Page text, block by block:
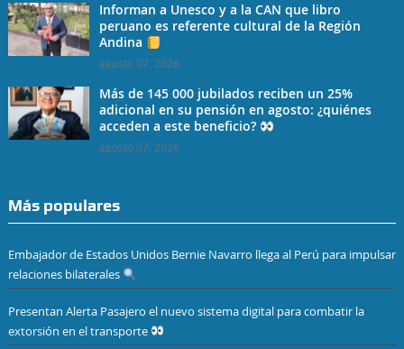
Informan a Unesco y a la CAN que libro
peruano es referente cultural de la Región
Andina
agosto 07, 2026
Más de 145 000 jubilados reciben un 25%
adicional en su pensión en agosto: ¿quiénes
acceden a este beneficio?
agosto 07, 2026
Más populares
Embajador de Estados Unidos Bernie Navarro llega al Perú para impulsar
relaciones bilaterales
Presentan Alerta Pasajero el nuevo sistema digital para combatir la
extorsión en el transporte